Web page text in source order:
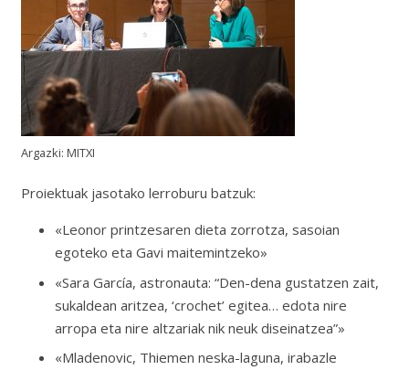
Argazki: MITXI
Proiektuak jasotako lerroburu batzuk:
«Leonor printzesaren dieta zorrotza, sasoian
egoteko eta Gavi maitemintzeko»
«Sara García, astronauta: “Den-dena gustatzen zait,
sukaldean aritzea, ‘crochet’ egitea… edota nire
arropa eta nire altzariak nik neuk diseinatzea”»
«Mladenovic, Thiemen neska-laguna, irabazle